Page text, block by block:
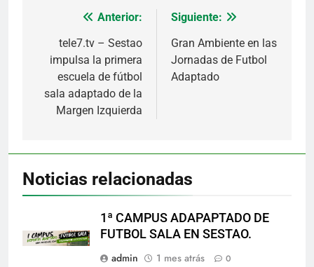
Navegación
entradas
Anterior:
tele7.tv – Sestao
impulsa la primera
escuela de fútbol
sala adaptado de la
Margen Izquierda
Siguiente:
Gran Ambiente en las
Jornadas de Futbol
Adaptado
Noticias relacionadas
1ª CAMPUS ADAPAPTADO DE
FUTBOL SALA EN SESTAO.
admin
1 mes atrás 0